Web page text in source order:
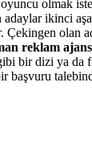
olmak
ikinci
olan
reklam
bir dizi ya da
başvuru